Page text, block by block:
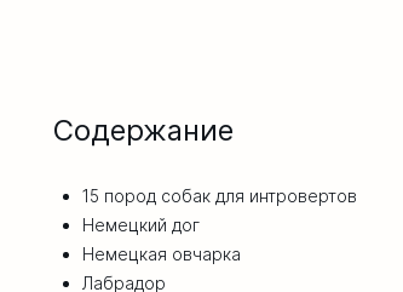
Содержание
15 пород собак для интровертов
Немецкий дог
Немецкая овчарка
Лабрадор